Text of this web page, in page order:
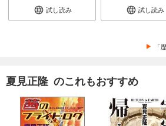
試し読み 試し読み
「
夏見正隆 のこれもおすすめ